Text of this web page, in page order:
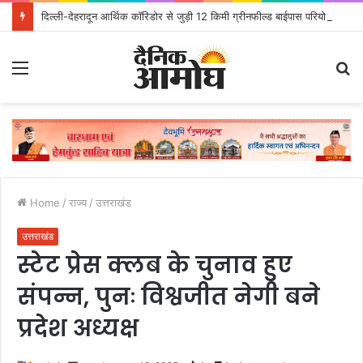
Home / राज्य / उत्तराखंड
उत्तराखंड
स्टेट प्रेस क्लब के चुनाव हुए
संपन्न, पुनः विश्वजीत नेगी बने
प्रदेश अध्यक्ष